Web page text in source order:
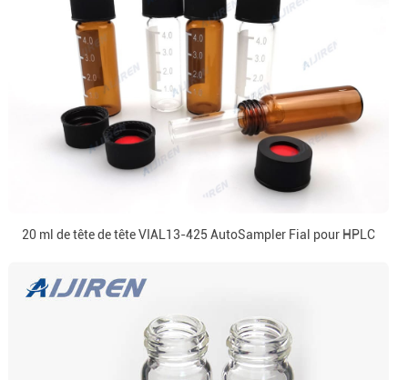
20 ml de tête de tête VIAL13-425 AutoSampler Fial pour HPLC